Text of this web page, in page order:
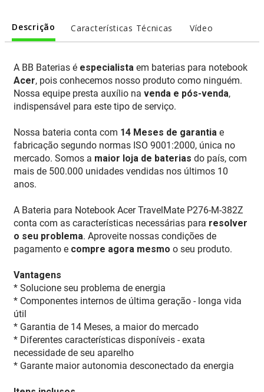
Descrição Características Técnicas Vídeo
A BB Baterias é especialista em baterias para notebook
Acer, pois conhecemos nosso produto como ninguém.
Nossa equipe presta auxílio na venda e pós-venda,
indispensável para este tipo de serviço.
Nossa bateria conta com 14 Meses de garantia e
fabricação segundo normas ISO 9001:2000, única no
mercado. Somos a maior loja de baterias do país, com
mais de 500.000 unidades vendidas nos últimos 10
anos.
A Bateria para Notebook Acer TravelMate P276-M-382Z
conta com as características necessárias para resolver
o seu problema. Aproveite nossas condições de
pagamento e compre agora mesmo o seu produto.
Vantagens
* Solucione seu problema de energia
* Componentes internos de última geração - longa vida
útil
* Garantia de 14 Meses, a maior do mercado
* Diferentes características disponíveis - exata
necessidade de seu aparelho
* Garante maior autonomia desconectado da energia